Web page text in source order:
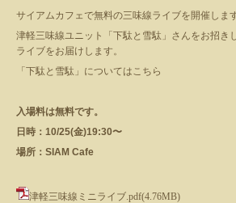
サイアムカフェで無料の三味線ライブを開催します
津軽三味線ユニット「下駄と雪駄」さんをお招き
ライブをお届けします。
「下駄と雪駄」についてはこちら
入場料は無料です。
日時：10/25(金)19:30〜
場所：SIAM Cafe
津軽三味線ミニライブ.pdf(4.76MB)